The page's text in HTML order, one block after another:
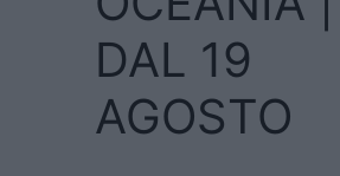
DAL 19
AGOSTO